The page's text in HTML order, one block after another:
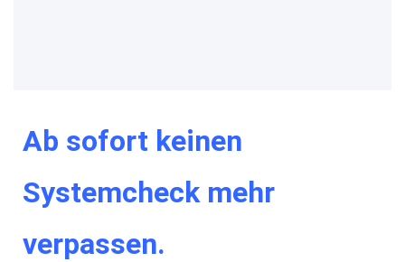
Ab sofort keinen
Systemcheck mehr
verpassen.